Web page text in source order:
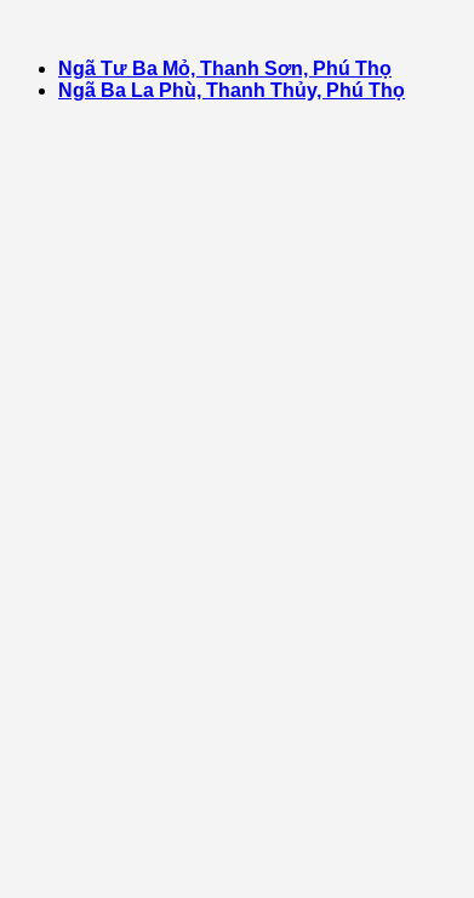
Ngã Tư Ba Mỏ, Thanh Sơn, Phú Thọ
Ngã Ba La Phù, Thanh Thủy, Phú Thọ